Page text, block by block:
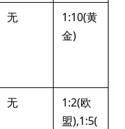
无
1:10(黄
金)
无
1:2(欧
盟),1:5(